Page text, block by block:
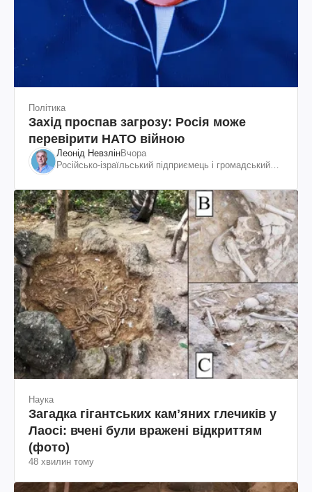
Політика
Захід проспав загрозу: Росія може
перевірити НАТО війною
Леонід НевзлінВчора
Російсько-ізраїльський підприємець і громадський
Наука
Загадка гігантських камʼяних глечиків у
Лаосі: вчені були вражені відкриттям
(фото)
48 хвилин тому